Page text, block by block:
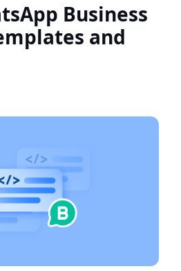
Business
and